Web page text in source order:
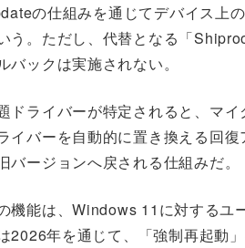
の仕組みを通じてデバイス上
う。ただし、代替となる「
バックは実施されない。
ドライバーが特定されると、マ
イバーを自動的に置き換える回
バージョンへ戻される仕組みだ。
機能は、Windows 11に対するユ
2026年を通じて、「強制再起動